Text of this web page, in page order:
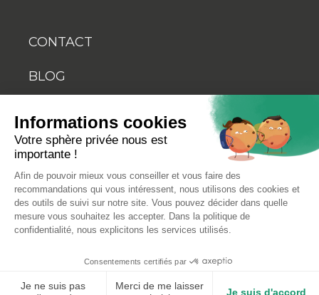
CONTACT
BLOG
© 2026 Biosellal
Conditions générales de vente
Informations cookies
Votre sphère privée nous est
importante !
Afin de pouvoir mieux vous conseiller et vous faire des
recommandations qui vous intéressent, nous utilisons des cookies et
des outils de suivi sur notre site. Vous pouvez décider dans quelle
mesure vous souhaitez les accepter. Dans la politique de
confidentialité, nous explicitons les services utilisés.
Consentements certifiés par
Je ne suis pas
Merci de me laisser
Je suis d'accord